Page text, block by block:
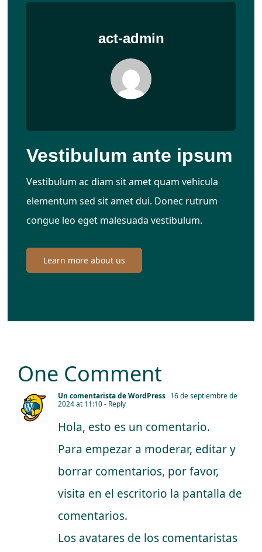
act-admin
Vestibulum ante ipsum
Vestibulum ac diam sit amet quam vehicula
elementum sed sit amet dui. Donec rutrum
congue leo eget malesuada vestibulum.
Learn more about us
One Comment
Un comentarista de WordPress 16 de septiembre de
2024 at 11:10- Reply
Hola, esto es un comentario.
Para empezar a moderar, editar y
borrar comentarios, por favor,
visita en el escritorio la pantalla de
comentarios.
Los avatares de los comentaristas